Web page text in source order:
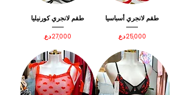
طقم لانجري أسباسيا
السعر
طقم لانجري كورنيليا
السعر